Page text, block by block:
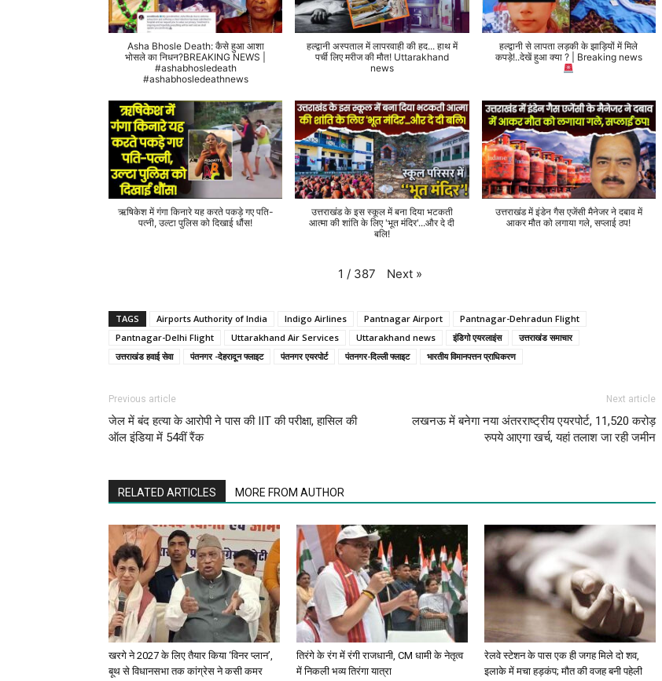
Asha Bhosle Death: कैसे हुआ आशा
भोसले का निधन?BREAKING NEWS |
#ashabhosledeath
#ashabhosledeathnews
हल्द्वानी अस्पताल में लापरवाही की हद... हाथ में
पर्ची लिए मरीज की मौत! Uttarakhand
news
हल्द्वानी से लापता लड़की के झाड़ियों में मिले
कपड़े!..देखें हुआ क्या ? | Breaking news
ऋषिकेश में गंगा किनारे यह करते पकड़े गए पति-
पत्नी, उल्टा पुलिस को दिखाई धौंस!
उत्तराखंड के इस स्कूल में बना दिया भटकती
आत्मा की शांति के लिए 'भूत मंदिर'...और दे दी
बलि!
उत्तराखंड में इंडेन गैस एजेंसी मैनेजर ने दबाव में
आकर मौत को लगाया गले, सप्लाई ठप!
1 / 387 Next »
TAGS Airports Authority of India Indigo Airlines Pantnagar Airport
Pantnagar-Dehradun Flight
Pantnagar-Delhi Flight
Uttarakhand Air Services Uttarakhand news इंडिगो एयरलाइंस
उत्तराखंड समाचार
उत्तराखंड हवाई सेवा
पंतनगर -देहरादून फ्लाइट पंतनगर एयरपोर्ट पंतनगर-दिल्ली फ्लाइट भारतीय विमानपत्तन प्राधिकरण
Previous article
जेल में बंद हत्या के आरोपी ने पास की IIT की परीक्षा, हासिल की
ऑल इंडिया में 54वीं रैंक
Next article
लखनऊ में बनेगा नया अंतरराष्ट्रीय एयरपोर्ट, 11,520 करोड़
रुपये आएगा खर्च, यहां तलाश जा रही जमीन
RELATED ARTICLES MORE FROM AUTHOR
खरगे ने 2027 के लिए तैयार किया ‘विनर प्लान’,
बूथ से विधानसभा तक कांग्रेस ने कसी कमर
तिरंगे के रंग में रंगी राजधानी, CM धामी के नेतृत्व
में निकली भव्य तिरंगा यात्रा
रेलवे स्टेशन के पास एक ही जगह मिले दो शव,
इलाके में मचा हड़कंप; मौत की वजह बनी पहेली